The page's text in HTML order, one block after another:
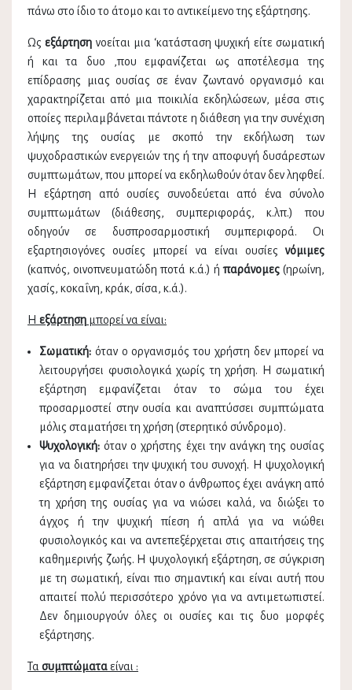
πάνω στο ίδιο το άτομο και το αντικείμενο της εξάρτησης.
Ωςεξάρτηση νοείται μια ‘κατάσταση ψυχική είτε σωματική
ή και τα δυο ,που εμφανίζεται ως αποτέλεσμα της
επίδρασης μιας ουσίας σε έναν ζωντανό οργανισμό και
χαρακτηρίζεται από μια ποικιλία εκδηλώσεων, μέσα στις
οποίες περιλαμβάνεται πάντοτε η διάθεση για την συνέχιση
λήψης της ουσίας με σκοπό την εκδήλωση των
ψυχοδραστικών ενεργειών της ή την αποφυγή δυσάρεστων
συμπτωμάτων, που μπορεί να εκδηλωθούν όταν δεν ληφθεί.
Η εξάρτηση από ουσίες συνοδεύεται από ένα σύνολο
συμπτωμάτων (διάθεσης, συμπεριφοράς, κ.λπ.) που
οδηγούν σε δυσπροσαρμοστική συμπεριφορά. Οι
εξαρτησιογόνες ουσίες μπορεί να είναι ουσίες νόμιμες
(καπνός, οινοπνευματώδη ποτά κ.ά.) ήπαράνομες(ηρωίνη,
χασίς, κοκαΐνη, κράκ, σίσα, κ.ά.).
Η εξάρτηση μπορεί να είναι:
Σωματική: όταν ο οργανισμός του χρήστη δεν μπορεί να
λειτουργήσει φυσιολογικά χωρίς τη χρήση. Η σωματική
εξάρτηση εμφανίζεται όταν το σώμα του έχει
προσαρμοστεί στην ουσία και αναπτύσσει συμπτώματα
μόλις σταματήσει τη χρήση (στερητικό σύνδρομο).
Ψυχολογική: όταν ο χρήστης έχει την ανάγκη της ουσίας
για να διατηρήσει την ψυχική του συνοχή. Η ψυχολογική
εξάρτηση εμφανίζεται όταν ο άνθρωπος έχει ανάγκη από
τη χρήση της ουσίας για να νιώσει καλά, να διώξει το
άγχος ή την ψυχική πίεση ή απλά για να νιώθει
φυσιολογικός και να αντεπεξέρχεται στις απαιτήσεις της
καθημερινής ζωής. Η ψυχολογική εξάρτηση, σε σύγκριση
με τη σωματική, είναι πιο σημαντική και είναι αυτή που
απαιτεί πολύ περισσότερο χρόνο για να αντιμετωπιστεί.
Δεν δημιουργούν όλες οι ουσίες και τις δυο μορφές
εξάρτησης.
Τα συμπτώματαείναι :